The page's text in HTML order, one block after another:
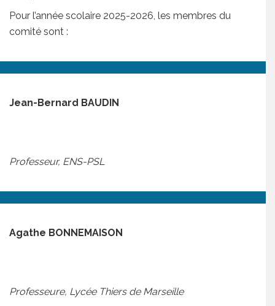
Pour l’année scolaire 2025-2026, les membres du
comité sont :
Jean-Bernard BAUDIN
Professeur, ENS-PSL
Agathe BONNEMAISON
Professeure, Lycée Thiers de Marseille